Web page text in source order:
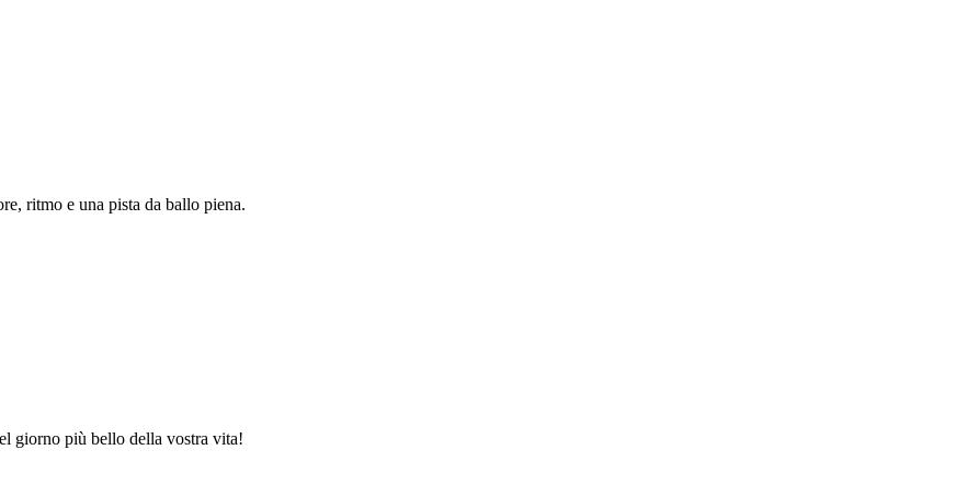
ritmo e una pista da ballo piena.
giorno più bello della vostra vita!